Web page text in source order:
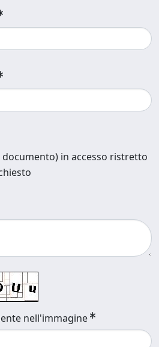
in accesso ristretto
nell'immagine